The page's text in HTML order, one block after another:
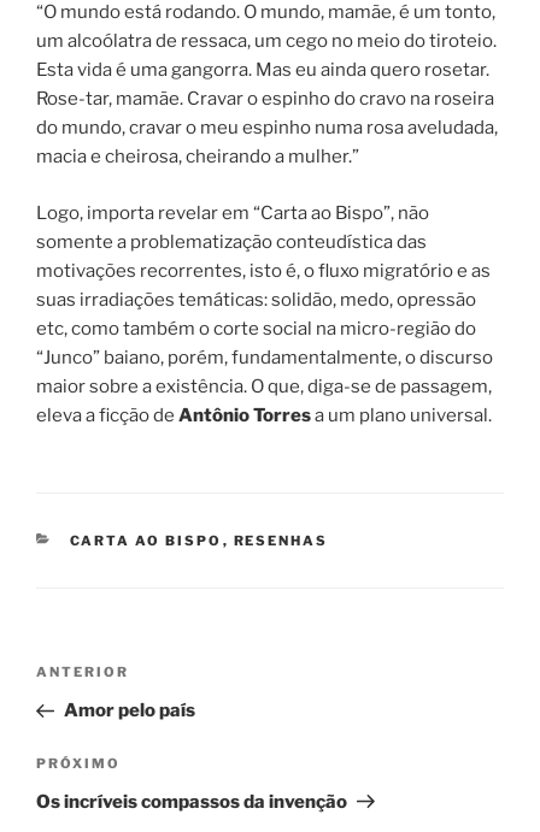
“O mundo está rodando. O mundo, mamãe, é um tonto,
um alcoólatra de ressaca, um cego no meio do tiroteio.
Esta vida é uma gangorra. Mas eu ainda quero rosetar.
Rose-tar, mamãe. Cravar o espinho do cravo na roseira
do mundo, cravar o meu espinho numa rosa aveludada,
macia e cheirosa, cheirando a mulher.”
Logo, importa revelar em “Carta ao Bispo”, não
somente a problematização conteudística das
motivações recorrentes, isto é, o fluxo migratório e as
suas irradiações temáticas: solidão, medo, opressão
etc, como também o corte social na micro-região do
“Junco” baiano, porém, fundamentalmente, o discurso
maior sobre a existência. O que, diga-se de passagem,
eleva a ficção de Antônio Torresa um plano universal.
CATEGORIAS
CARTA AO BISPO , RESENHAS
Navegação
Post
Post
anterior
ANTERIOR
Amor pelo país
Próximo
post
PRÓXIMO
Os incríveis compassos da invenção